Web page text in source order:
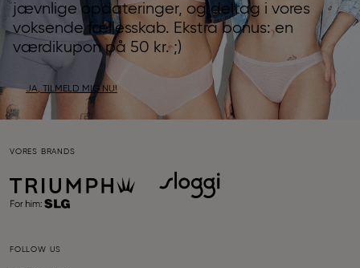
jævnlige opdateringer, og deltag i vores
voksende fællesskab. Ekstra bonus: en
værdikupon på 50 kr. ;)
JA, TILMELD MIG NU!
VORES BRANDS
FOLLOW US